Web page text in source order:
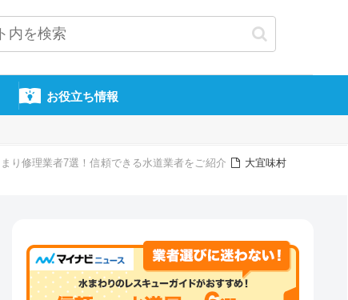
お役立ち情報
り修理業者7選！信頼できる水道業者をご紹介
大宜味村